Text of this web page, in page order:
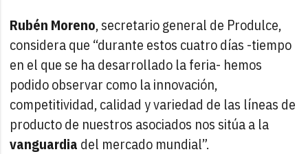
Rubén Moreno, secretario general de Produlce,
considera que “durante estos cuatro días -tiempo
en el que se ha desarrollado la feria- hemos
podido observar como la innovación,
competitividad, calidad y variedad de las líneas de
producto de nuestros asociados nos sitúa a la
vanguardia del mercado mundial”.